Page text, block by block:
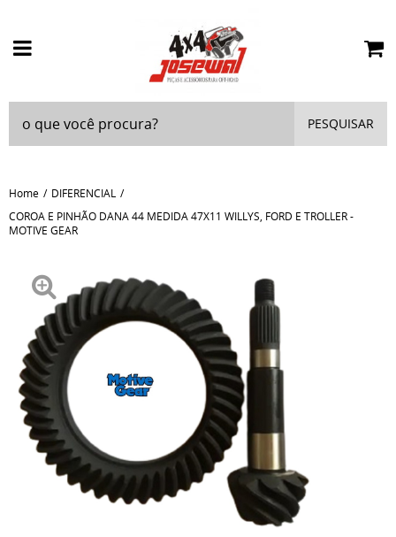
PESQUISAR
Home
DIFERENCIAL
COROA E PINHÃO DANA 44 MEDIDA 47X11 WILLYS, FORD E TROLLER -
MOTIVE GEAR